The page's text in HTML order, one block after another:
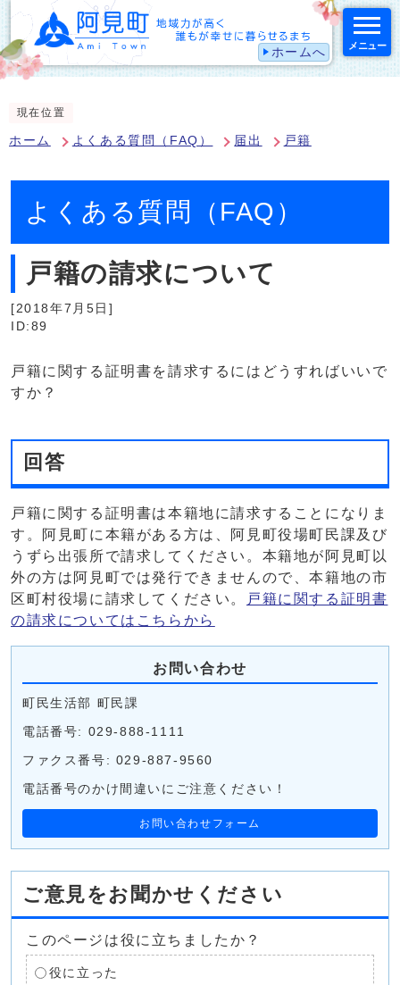
ホームへ メニュー
現在位置
ホーム よくある質問（FAQ） 届出 戸籍
よくある質問（FAQ）
戸籍の請求について
[2018年7月5日]
ID:89
戸籍に関する証明書を請求するにはどうすればいいで
すか？
回答
戸籍に関する証明書は本籍地に請求することになりま
す。阿見町に本籍がある方は、阿見町役場町民課及び
うずら出張所で請求してください。本籍地が阿見町以
外の方は阿見町では発行できませんので、本籍地の市
区町村役場に請求してください。
戸籍に関する証明書
の請求についてはこちらから
お問い合わせ
町民生活部 町民課
電話番号: 029-888-1111
ファクス番号: 029-887-9560
電話番号のかけ間違いにご注意ください！
お問い合わせフォーム
ご意見をお聞かせください
このページは役に立ちましたか？
役に立った